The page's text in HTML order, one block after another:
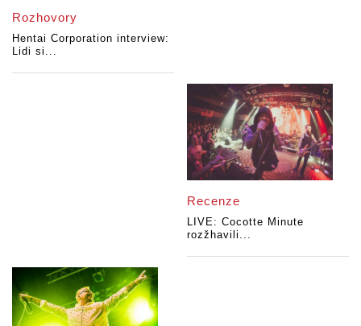
Rozhovory
Hentai Corporation interview:
Lidi si...
Recenze
LIVE: Cocotte Minute
rozžhavili...